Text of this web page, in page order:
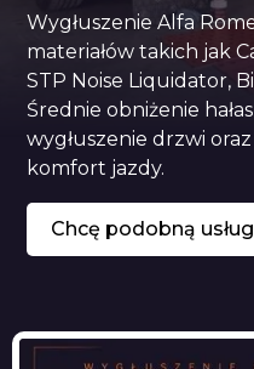
Wygłuszenie Alfa
materiałów takich jak
STP Noise Liquidator,
Średnie obniżenie
wygłuszenie drzwi
komfort jazdy.
Chcę podobną